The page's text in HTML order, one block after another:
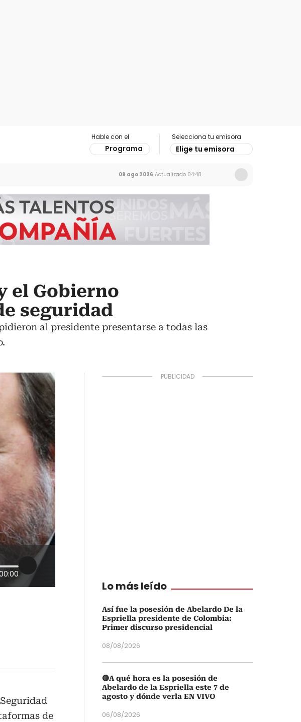
Hable con el
Programa
Selecciona tu emisora
Elige tu emisora
08 ago 2026 Actualizado 04:48
el Gobierno
seguridad
al presidente presentarse a todas las
de
Lo más leído
Así fue la posesión de Abelardo De la
Espriella presidente de Colombia:
Primer discurso presidencial
08/08/2026
🔴A qué hora es la posesión de
Abelardo de la Espriella este 7 de
agosto y dónde verla EN VIVO
06/08/2026